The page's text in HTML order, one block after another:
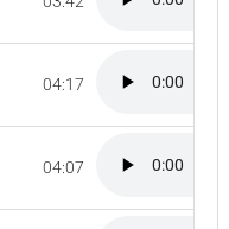
04:17
04:07